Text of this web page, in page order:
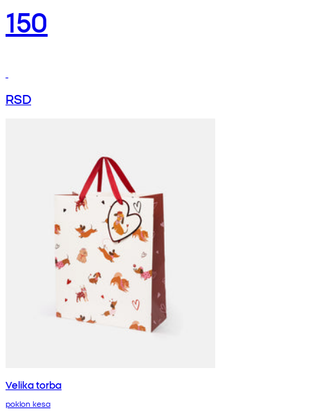
150
RSD
Velika torba
poklon kesa